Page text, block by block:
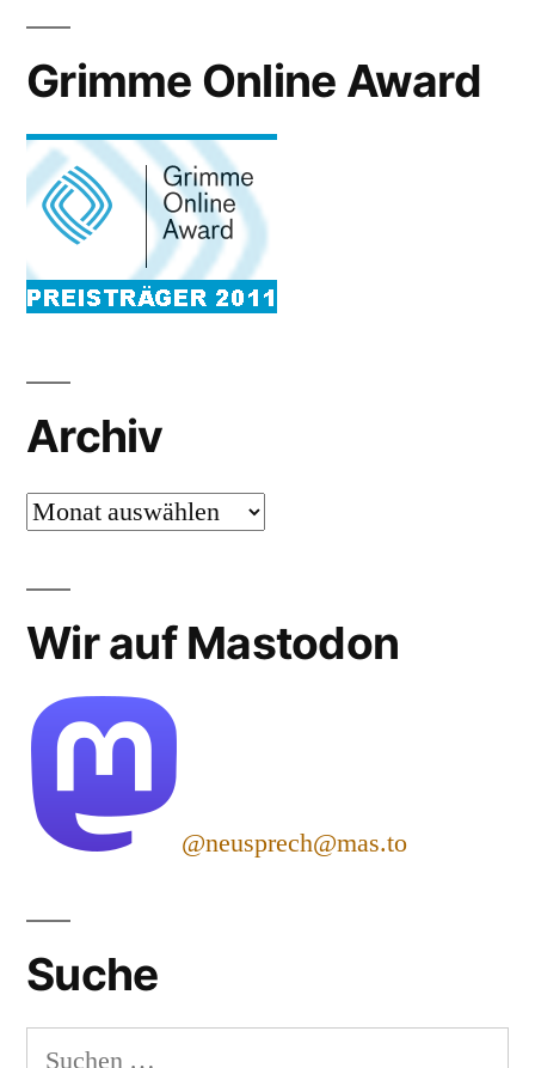
Grimme Online Award
Archiv
Archiv
Wir auf Mastodon
@neusprech@mas.to
Suche
Suchen